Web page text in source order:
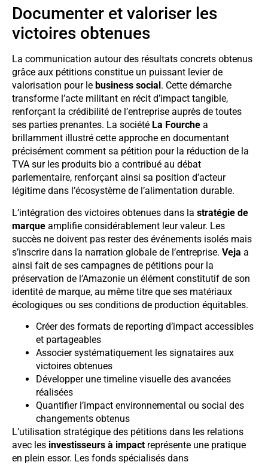
Documenter et valoriser les
victoires obtenues
La communication autour des résultats concrets obtenus
grâce aux pétitions constitue un puissant levier de
valorisation pour le business social . Cette démarche
transforme l’acte militant en récit d’impact tangible,
renforçant la crédibilité de l’entreprise auprès de toutes
ses parties prenantes. La société La Fourche a
brillamment illustré cette approche en documentant
précisément comment sa pétition pour la réduction de la
TVA sur les produits bio a contribué au débat
parlementaire, renforçant ainsi sa position d’acteur
légitime dans l’écosystème de l’alimentation durable.
L’intégration des victoires obtenues dans la stratégie de
marque amplifie considérablement leur valeur. Les
succès ne doivent pas rester des événements isolés mais
s’inscrire dans la narration globale de l’entreprise. Veja a
ainsi fait de ses campagnes de pétitions pour la
préservation de l’Amazonie un élément constitutif de son
identité de marque, au même titre que ses matériaux
écologiques ou ses conditions de production équitables.
Créer des formats de reporting d’impact accessibles
et partageables
Associer systématiquement les signataires aux
victoires obtenues
Développer une timeline visuelle des avancées
réalisées
Quantifier l’impact environnemental ou social des
changements obtenus
L’utilisation stratégique des pétitions dans les relations
avec les investisseurs à impact représente une pratique
en plein essor. Les fonds spécialisés dans